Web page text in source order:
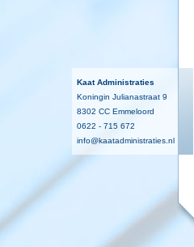
Kaat Administraties
Koningin Julianastraat 9
8302 CC Emmeloord
0622 - 715 672
info@kaatadministraties.nl